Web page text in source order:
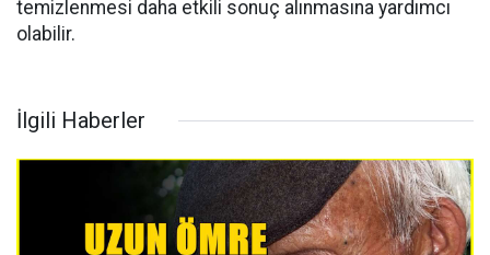
temizlenmesi daha etkili sonuç alınmasına yardımcı
olabilir.
İlgili Haberler